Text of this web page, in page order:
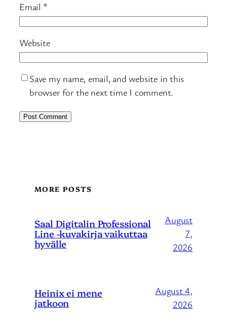
Email *
Website
Save my name, email, and website in this
browser for the next time I comment.
MORE POSTS
Saal Digitalin Professional
Line -kuvakirja vaikuttaa
hyvälle
August
7,
2026
Heinix ei mene
jatkoon
August 4,
2026